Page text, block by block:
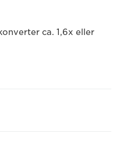
ca. 1,6x eller